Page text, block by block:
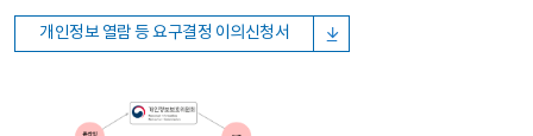
개인정보 열람 등 요구결정 이의신청서